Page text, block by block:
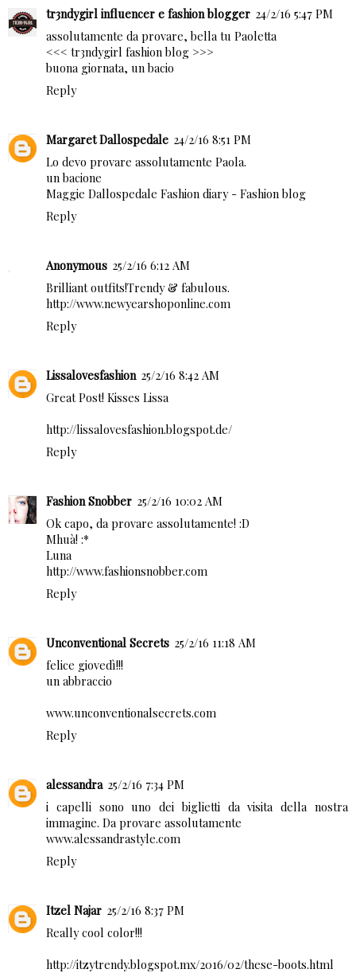
tr3ndygirl influencer e fashion blogger 24/2/16 5:47 PM
assolutamente da provare, bella tu Paoletta
<<< tr3ndygirl fashion blog >>>
buona giornata, un bacio
Reply
Margaret Dallospedale 24/2/16 8:51 PM
Lo devo provare assolutamente Paola.
un bacione
Maggie Dallospedale Fashion diary - Fashion blog
Reply
Anonymous 25/2/16 6:12 AM
Brilliant outfits!Trendy & fabulous.
http://www.newyearshoponline.com
Reply
Lissalovesfashion 25/2/16 8:42 AM
Great Post! Kisses Lissa
http://lissalovesfashion.blogspot.de/
Reply
Fashion Snobber 25/2/16 10:02 AM
Ok capo, da provare assolutamente! :D
Mhuà! :*
Luna
http://www.fashionsnobber.com
Reply
Unconventional Secrets 25/2/16 11:18 AM
felice giovedì!!!
un abbraccio
www.unconventionalsecrets.com
Reply
alessandra 25/2/16 7:34 PM
i capelli sono uno dei biglietti da visita della nostra
immagine. Da provare assolutamente
www.alessandrastyle.com
Reply
Itzel Najar 25/2/16 8:37 PM
Really cool color!!!
http://itzytrendy.blogspot.mx/2016/02/these-boots.html